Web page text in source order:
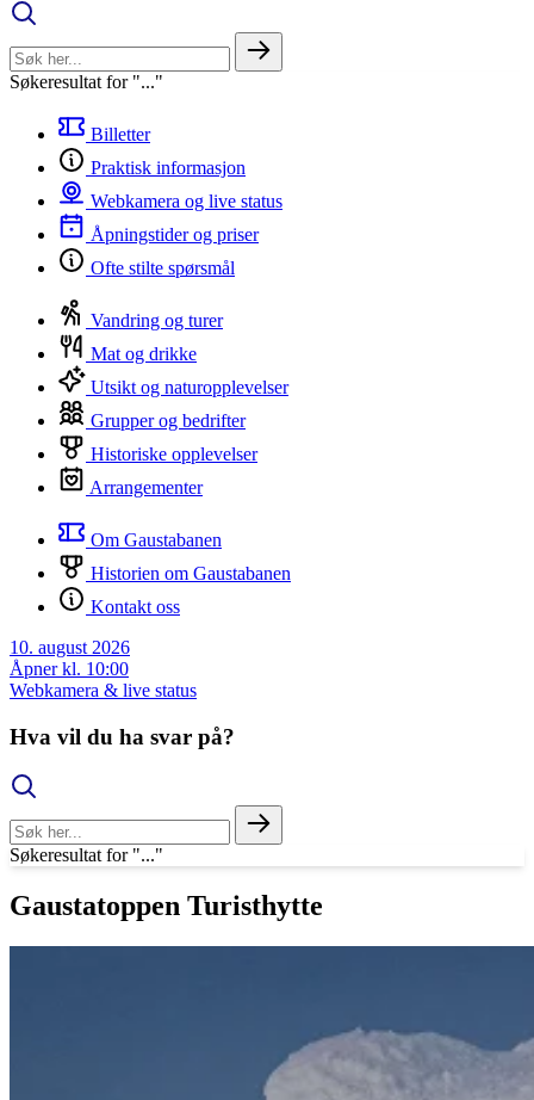
Søkeresultat for "..."
Billetter
Praktisk informasjon
Webkamera og live status
Åpningstider og priser
Ofte stilte spørsmål
Vandring og turer
Mat og drikke
Utsikt og naturopplevelser
Grupper og bedrifter
Historiske opplevelser
Arrangementer
Om Gaustabanen
Historien om Gaustabanen
Kontakt oss
10. august 2026
Åpner kl. 10:00
Webkamera & live status
Hva vil du ha svar på?
Søkeresultat for "..."
Gaustatoppen Turisthytte